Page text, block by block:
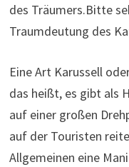
des Träumers.Bitte
Traumdeutung des
Eine Art Karussell
das heißt, es gibt als
auf einer großen
auf der Touristen
Allgemeinen eine